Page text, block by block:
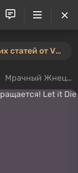
⚡️ Новый конкурс пользовательских статей от VGTimes — участвуйте тут ⚡️
Мрачный Жнец на скейтборде возвращается! Let it Die выйдет на PC уже в этом году